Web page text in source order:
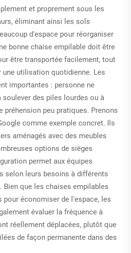
et proprement sous les
éliminant ainsi les sols
d'espace pour réorganiser
bonne chaise empilable doit être
être transportée facilement, tout
une utilisation quotidienne. Les
importantes : personne ne
des piles lourdes ou à
préhension peu pratiques. Prenons
comme exemple concret. Ils
aménagés avec des meubles
options de sièges
permet aux équipes
selon leurs besoins à différents
Bien que les chaises empilables
économiser de l'espace, les
évaluer la fréquence à
réellement déplacées, plutôt que
de façon permanente dans des